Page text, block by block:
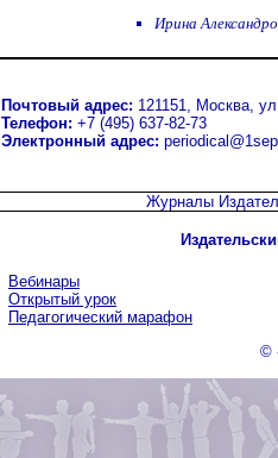
Ирина
Почтовый адрес: 121151, Москва,
Телефон: +7 (495) 637-82-73
Электронный адрес:
Журналы
Вебинары
Открытый урок
Педагогический марафон
©